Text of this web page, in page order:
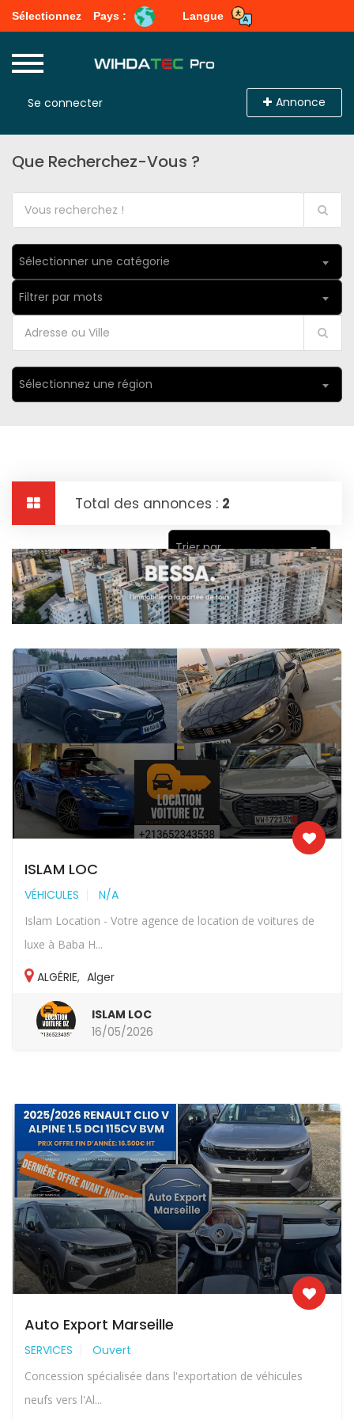
Sélectionnez Pays : Langue
Se connecter Annonce
Que Recherchez-Vous ?
Sélectionner une catégorie
Filtrer par mots
Sélectionnez une région
Total des annonces : 2
Trier par
ISLAM LOC
VÉHICULES N/A
Islam Location - Votre agence de location de voitures de
luxe à Baba H...
ALGÉRIE, Alger
ISLAM LOC
16/05/2026
Auto Export Marseille
SERVICES Ouvert
Concession spécialisée dans l'exportation de véhicules
neufs vers l'Al...